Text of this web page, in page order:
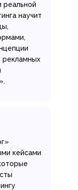
реальной
научит
рекламных
кейсами